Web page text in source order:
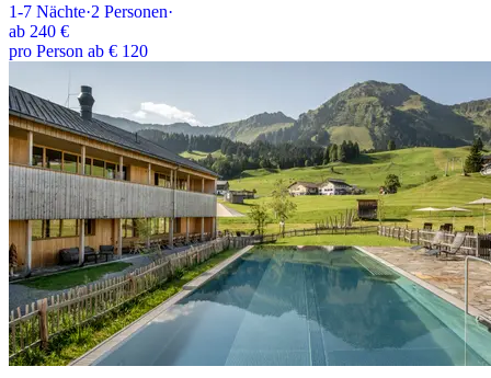
1-7 Nächte·2 Personen·
ab 240 €
pro Person ab € 120